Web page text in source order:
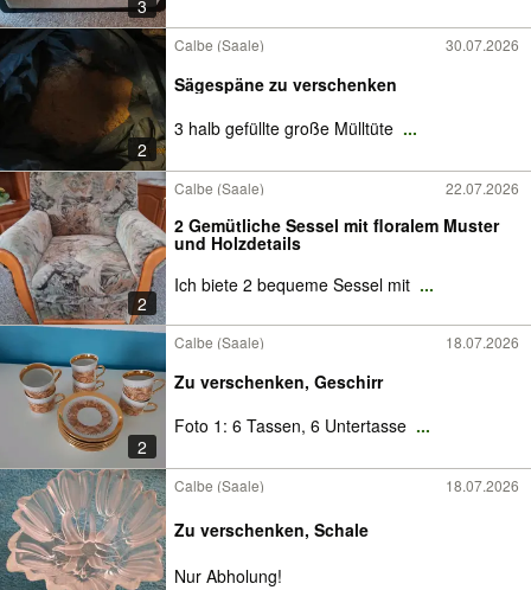
3
2
Calbe (Saale) 30.07.2026
Sägespäne zu verschenken
3 halb gefüllte große Mülltüte ...
2
Calbe (Saale) 22.07.2026
2 Gemütliche Sessel mit floralem Muster
und Holzdetails
Ich biete 2 bequeme Sessel mit ...
2
Calbe (Saale) 18.07.2026
Zu verschenken, Geschirr
Foto 1: 6 Tassen, 6 Untertasse ...
Calbe (Saale) 18.07.2026
Zu verschenken, Schale
Nur Abholung!